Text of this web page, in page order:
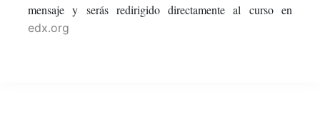
mensaje y serás redirigido directamente al curso en
edx.org